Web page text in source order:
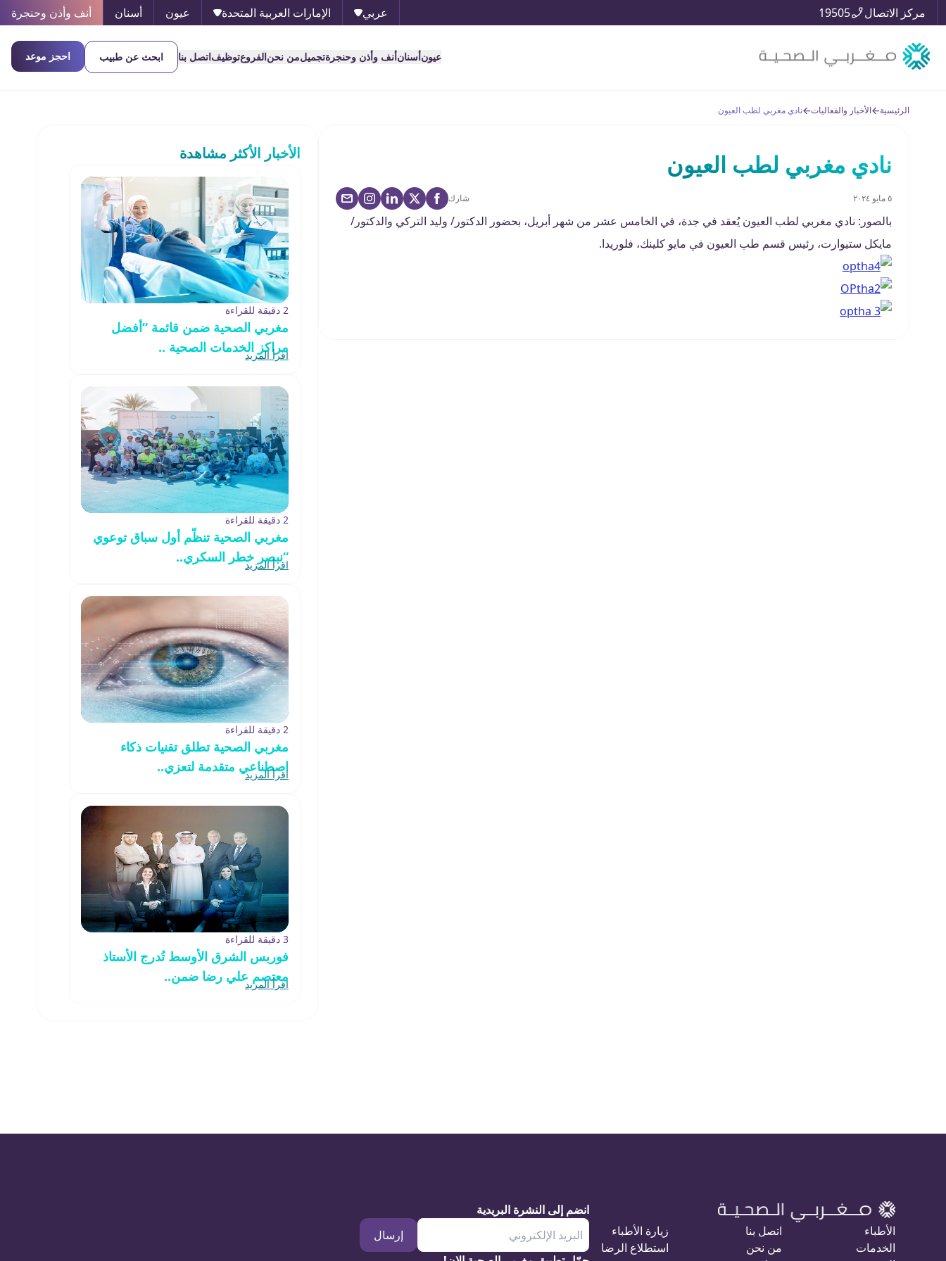
مركز الاتصال 19505 عربي الإمارات العربية المتحدة عيون أسنان أنف وأذن وحنجرة
عيونأسنانأنف وأذن وحنجرةتجميلمن نحنالفروعتوظيفاتصل بنا ابحث عن طبيب احجز موعد
الرئيسية الأخبار والفعاليات نادي مغربي لطب العيون
نادي مغربي لطب العيون
٥ مايو ٢٠٢٤ شارك
بالصور: نادي مغربي لطب العيون يُعقد في جدة، في الخامس عشر من شهر أبريل، بحضور الدكتور/ وليد التركي والدكتور/
مايكل ستيوارت، رئيس قسم طب العيون في مايو كلينك، فلوريدا.
الأخبار الأكثر مشاهدة
2 دقيقة للقراءة
مغربي الصحية ضمن قائمة “أفضل
مراكز الخدمات الصحية ..
اقرأ المزيد
2 دقيقة للقراءة
مغربي الصحية تنظّم أول سباق توعوي
“نبصر خطر السكري..
اقرأ المزيد
2 دقيقة للقراءة
مغربي الصحية تطلق تقنيات ذكاء
اصطناعي متقدمة لتعزي..
اقرأ المزيد
3 دقيقة للقراءة
فوربس الشرق الأوسط تُدرج الأستاذ
معتصم علي رضا ضمن..
اقرأ المزيد
الأطباء
الخدمات
اتصل بنا
من نحن
زيارة الأطباء
استطلاع الرضا
انضم إلى النشرة البريدية
إرسال